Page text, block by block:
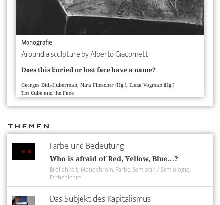
Monografie
Around a sculpture by Alberto Giacometti
Does this buried or lost face have a name?
Georges Didi-Huberman, Mira Fliescher (Hg.), Elena Vogman (Hg.)
The Cube and the Face
Themen
Farbe und Bedeutung
Who is afraid of Red, Yellow, Blue…?
Bildlichkeit Monochrom Farbe Semiotik / Semiologie
Farbenlehre
Das Subjekt des Kapitalismus